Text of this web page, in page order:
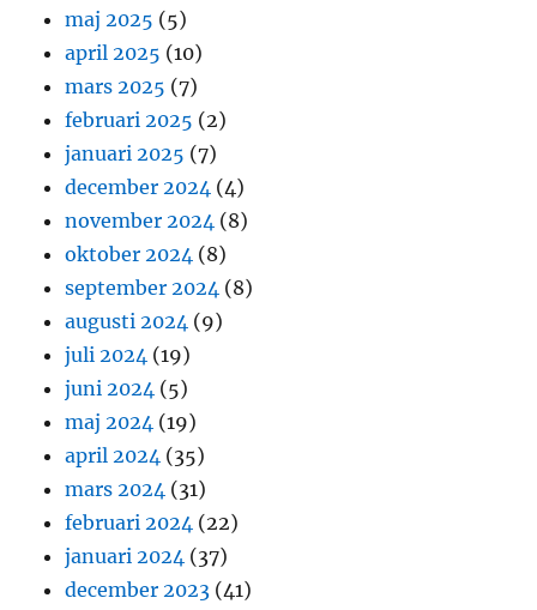
maj 2025 (5)
april 2025 (10)
mars 2025 (7)
februari 2025 (2)
januari 2025 (7)
december 2024 (4)
november 2024 (8)
oktober 2024 (8)
september 2024 (8)
augusti 2024 (9)
juli 2024 (19)
juni 2024 (5)
maj 2024 (19)
april 2024 (35)
mars 2024 (31)
februari 2024 (22)
januari 2024 (37)
december 2023 (41)